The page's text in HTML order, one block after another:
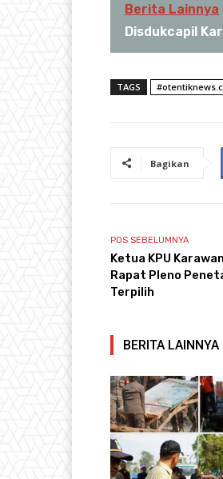
Berita Lainnya
Disdukcapil
TAGS
Bagikan
POS SEBELUMNYA
Ketua KPU
Rapat Pleno
Terpilih
BERITA LAINNYA